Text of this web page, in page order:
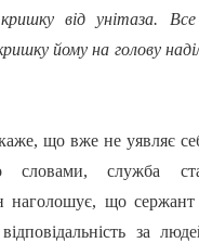
від унітаза.
йому на голову
що вже не уявляє
служба
наголошує, що
за